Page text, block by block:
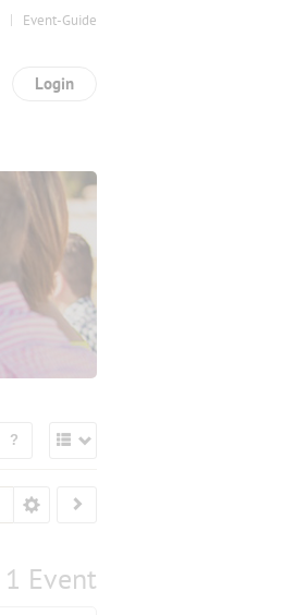
Event-Guide
Login
?
1 Event